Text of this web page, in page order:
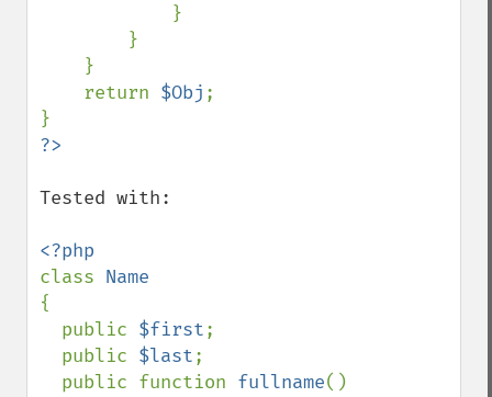
    return
$Obj ;
Tested with:
class
{
  public
$first;
  public
$last;
  public function
fullname()